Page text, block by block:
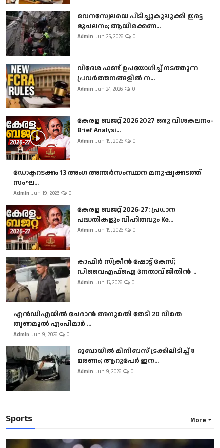
വെനസ്വേലയെ പിടിച്ചുകുലുക്കി ഇരട്ട
ഭൂചലനം; ആയിരക്കണ...
Admin Jun 25, 2026 0
വിദേശ ഫണ്ട് ഉപയോഗിച്ച് നടത്തുന്ന
പ്രവർത്തനങ്ങളിൽ ന...
Admin Jun 24, 2026 0
കേരള ബജറ്റ് 2026 2027 ഒരു വിശകലനം-
Brief Analysi...
Admin Jun 19, 2026 0
ഡോക്ടറടക്കം 13 അംഗ അന്തർസംസ്ഥാന മനുഷ്യക്കടത്ത്
സംഘ...
Admin Jun 19, 2026 0
കേരള ബജറ്റ് 2026-27: പ്രധാന
പദ്ധതികളും വിഹിതവും Ke...
Admin Jun 19, 2026 0
കാഫിർ സ്‌ക്രീൻ ഷോട്ട് കേസ്;
ഡിവൈഎഫ്ഐ നേതാവ് ജിതിൻ ...
Admin Jun 17, 2026 0
എൻഡിഎയിൽ ചേരാൻ അനുമതി തേടി 20 വിമത
തൃണമൂൽ എംപിമാർ ...
Admin Jun 9, 2026 0
ദുബായിൽ മിനിബസ്​ ട്രക്കിലിടിച്ച് 8
മരണം; ആറുപേർ ഇന...
Admin Jun 9, 2026 0
Sports More